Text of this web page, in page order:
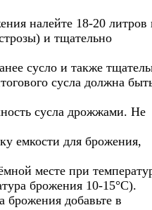
налейте 18-20 литров
и тщательно
сусло и также
сусла должна
сусла дрожжами. Не
емкости для брожения,
месте при
брожения 10-15°С).
брожения добавьте в